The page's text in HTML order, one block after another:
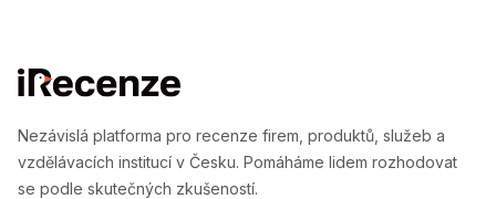
Nezávislá platforma pro recenze firem, produktů, služeb a
vzdělávacích institucí v Česku. Pomáháme lidem rozhodovat
se podle skutečných zkušeností.